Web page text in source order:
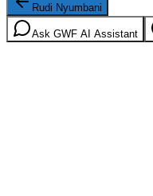
Rudi Nyumbani
Ask GWF AI Assistant